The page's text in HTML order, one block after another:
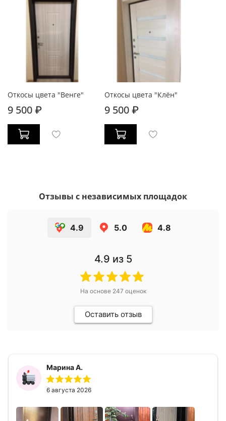
Откосы цвета "Венге"
9 500 ₽
Откосы цвета "Клён"
9 500 ₽
Отзывы с независимых площадок
4.9 5.0 4.8
4.9 из 5
На основе 247 оценок
Оставить отзыв
Марина А.
6 августа 2026